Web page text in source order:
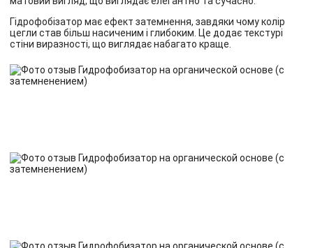
Гідрофобізатор має ефект затемнення, завдяки чому колір
цегли став більш насиченим і глибоким. Це додає текстурі
стіни виразності, що виглядає набагато краще.